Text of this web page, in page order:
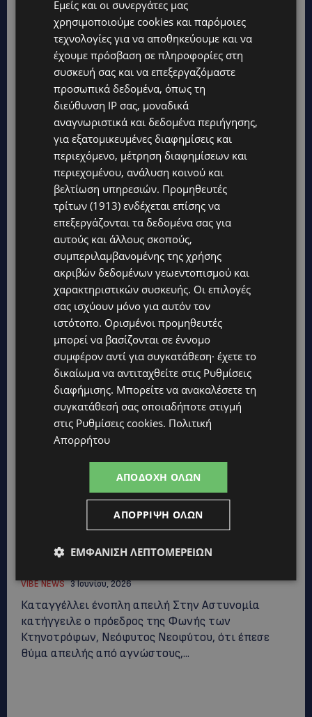
ΠΑΡΑΝΑΛΩΜΑ ΟΧΗΜΑ ΤΑ ΞΗΜΕΡΩΜΑΤΑ: ζημιές
και σε άλλα δύο αυτοκίνητα
VIBE NEWS 4 Ιουνίου, 2026
Ολοσχερής καταστροφή οχήματος Συναγερμός
σήμανε γύρω στη 1 μετά τα μεσάνυχτα στην
Αραδίππου, όταν ξέσπασε πυρκαγιά σε
αυτοκίνητο ιδιοκτησίας 65χρονου,...
ΚΑΤΑΓΓΕΛΙΑ – ΣΟΚ: Προέταξαν πιστόλι στον
πρόεδρος της Φωνής των Κτηνοτρόφων
VIBE NEWS 3 Ιουνίου, 2026
Καταγγέλλει ένοπλη απειλή Στην Αστυνομία
κατήγγειλε ο πρόεδρος της Φωνής των
Κτηνοτρόφων, Νεόφυτος Νεοφύτου, ότι έπεσε
θύμα απειλής από αγνώστους,...
Εμείς και οι συνεργάτες μας
χρησιμοποιούμε cookies και παρόμοιες
τεχνολογίες για να αποθηκεύουμε και να
έχουμε πρόσβαση σε πληροφορίες στη
συσκευή σας και να επεξεργαζόμαστε
προσωπικά δεδομένα, όπως τη
διεύθυνση IP σας, μοναδικά
αναγνωριστικά και δεδομένα περιήγησης,
για εξατομικευμένες διαφημίσεις και
περιεχόμενο, μέτρηση διαφημίσεων και
περιεχομένου, ανάλυση κοινού και
βελτίωση υπηρεσιών. Προμηθευτές
τρίτων (1913) ενδέχεται επίσης να
επεξεργάζονται τα δεδομένα σας για
αυτούς και άλλους σκοπούς,
συμπεριλαμβανομένης της χρήσης
ακριβών δεδομένων γεωεντοπισμού και
χαρακτηριστικών συσκευής. Οι επιλογές
σας ισχύουν μόνο για αυτόν τον
ιστότοπο. Ορισμένοι προμηθευτές
μπορεί να βασίζονται σε έννομο
συμφέρον αντί για συγκατάθεση· έχετε το
δικαίωμα να αντιταχθείτε στις Ρυθμίσεις
διαφήμισης. Μπορείτε να ανακαλέσετε τη
συγκατάθεσή σας οποιαδήποτε στιγμή
στις Ρυθμίσεις cookies. Πολιτική
Απορρήτου
ΑΠΟΔΟΧΉ ΌΛΩΝ
ΑΠΌΡΡΙΨΗ ΌΛΩΝ
ΕΜΦΆΝΙΣΗ ΛΕΠΤΟΜΕΡΕΙΏΝ